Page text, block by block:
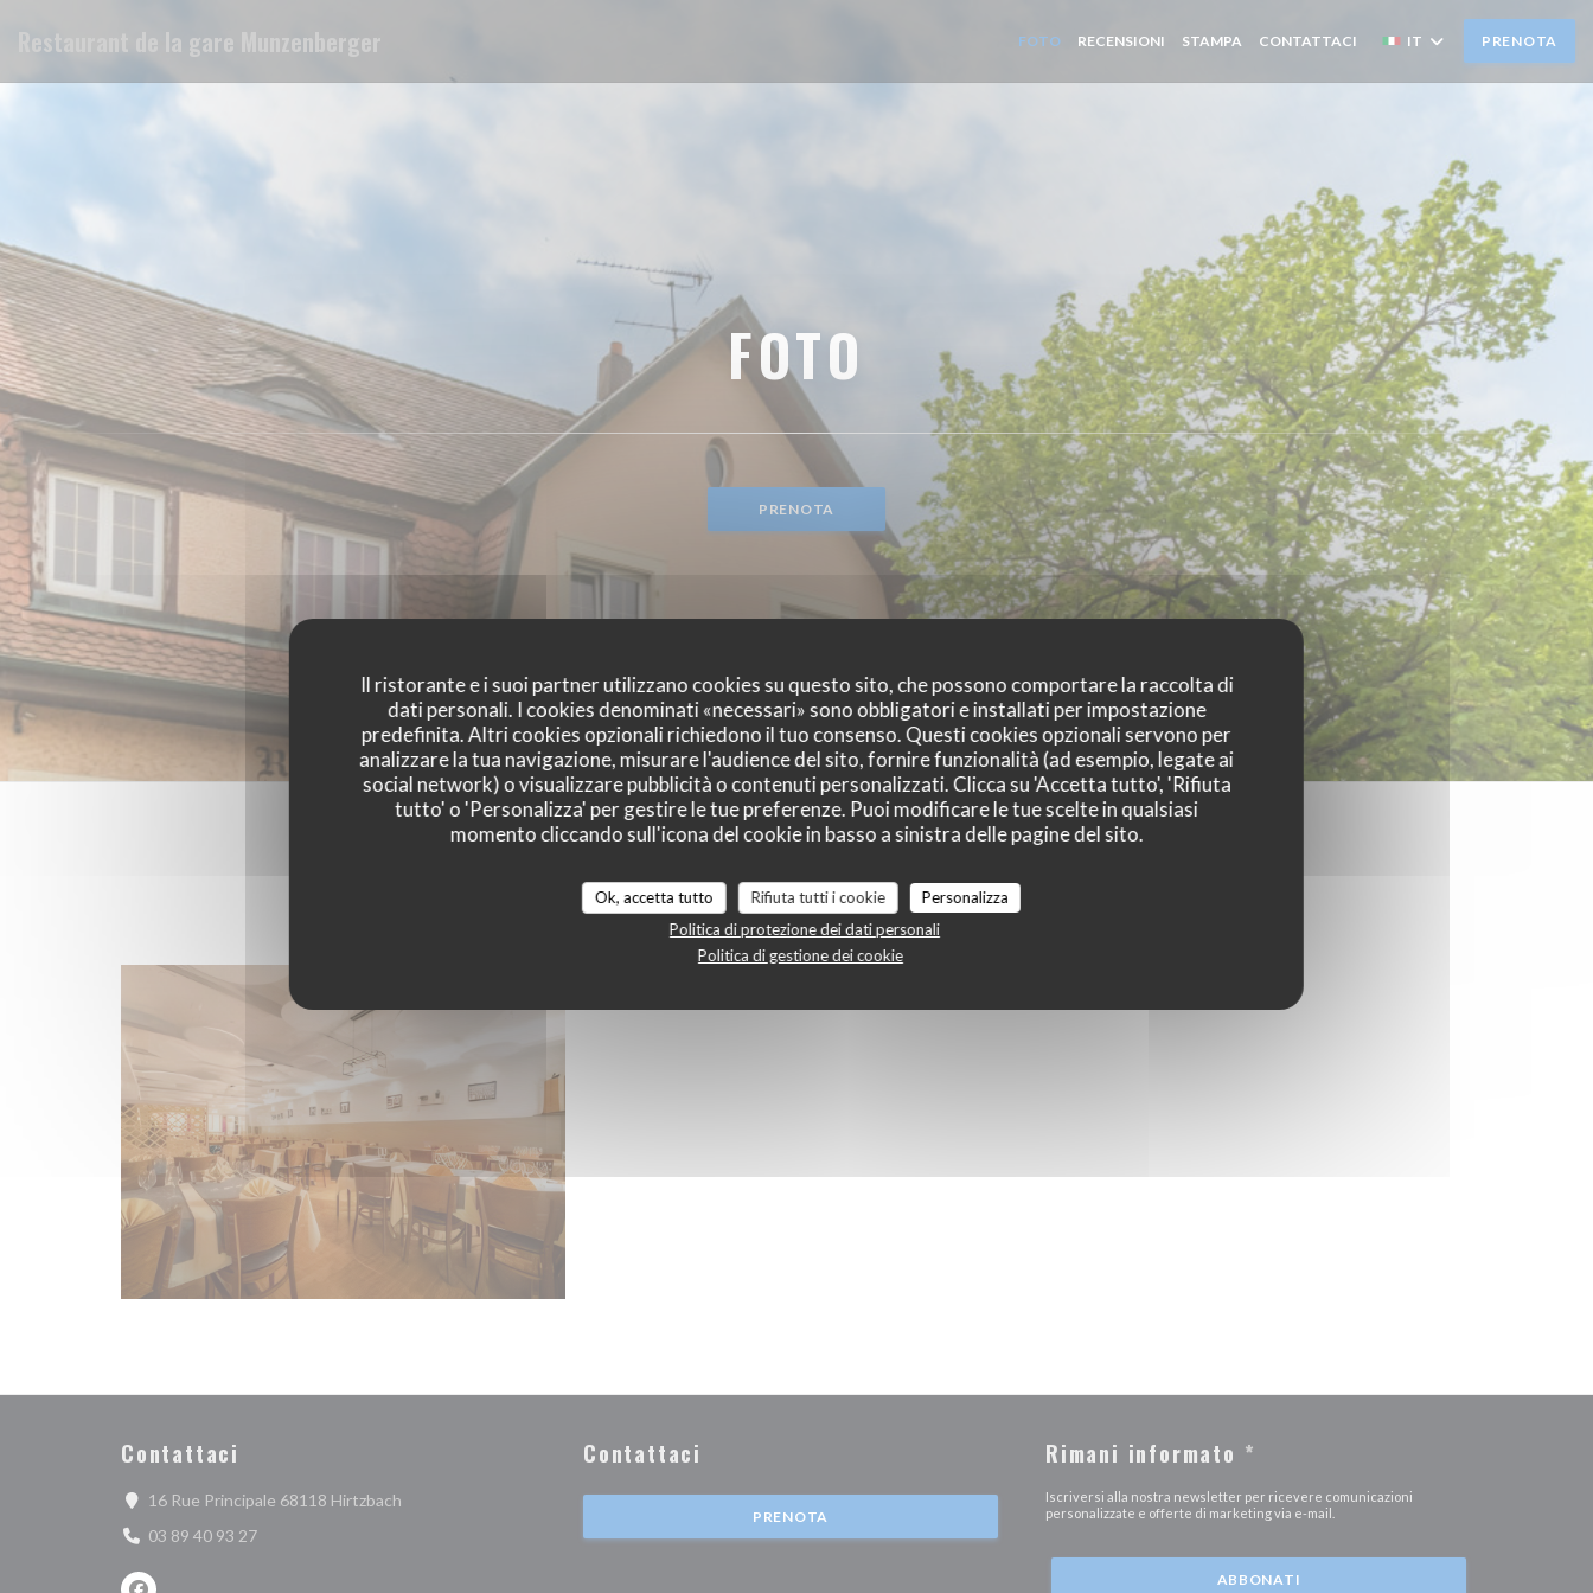
Il ristorante e i suoi partner utilizzano cookies su questo sito, che possono comportare la raccolta di
dati personali. I cookies denominati «necessari» sono obbligatori e installati per impostazione
predefinita. Altri cookies opzionali richiedono il tuo consenso. Questi cookies opzionali servono per
analizzare la tua navigazione, misurare l'audience del sito, fornire funzionalità (ad esempio, legate ai
social network) o visualizzare pubblicità o contenuti personalizzati. Clicca su 'Accetta tutto', 'Rifiuta
tutto' o 'Personalizza' per gestire le tue preferenze. Puoi modificare le tue scelte in qualsiasi
momento cliccando sull'icona del cookie in basso a sinistra delle pagine del sito.
Ok, accetta tutto Rifiuta tutti i cookie
Personalizza
Politica di protezione dei dati personali
Politica di gestione dei cookie
Restaurant de la gare Munzenberger FOTO RECENSIONI STAMPA CONTATTACI IT PRENOTA
FOTO
PRENOTA
photos du restaurant
Contattaci
16 Rue Principale 68118 Hirtzbach ((apre una nuova finestra))
03 89 40 93 27
Contattaci
PRENOTA
Rimani informato *
Iscriversi alla nostra newsletter per ricevere comunicazioni
personalizzate e offerte di marketing via e-mail.
ABBONATI